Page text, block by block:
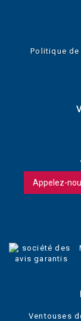
Politique
Appelez-
Ventouses